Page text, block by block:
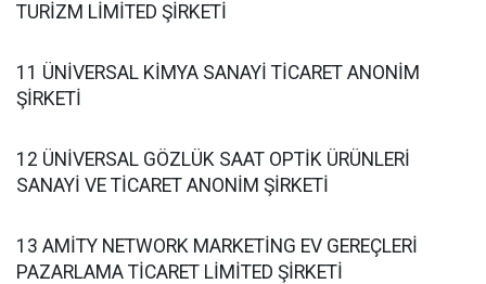
TURİZM LİMİTED ŞİRKETİ
11 ÜNİVERSAL KİMYA SANAYİ TİCARET ANONİM
ŞİRKETİ
12 ÜNİVERSAL GÖZLÜK SAAT OPTİK ÜRÜNLERİ
SANAYİ VE TİCARET ANONİM ŞİRKETİ
13 AMİTY NETWORK MARKETİNG EV GEREÇLERİ
PAZARLAMA TİCARET LİMİTED ŞİRKETİ